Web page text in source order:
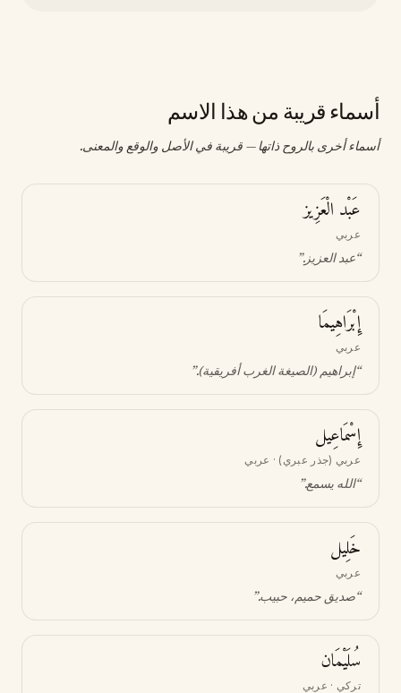
أسماء قريبة من هذا الاسم
أسماء أخرى بالروح ذاتها — قريبة في الأصل والوقع والمعنى.
عَبْد الْعَزِيز
عربي
“عبد العزيز.”
إِبْرَاهِيمَا
عربي
“إبراهيم (الصيغة الغرب أفريقية).”
إِسْمَاعِيل
عربي (جذر عبري) · عربي
“الله يسمع.”
خَلِيل
عربي
“صديق حميم، حبيب.”
سُلَيْمَان
تركي · عربي